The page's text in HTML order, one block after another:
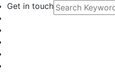
Get in touch